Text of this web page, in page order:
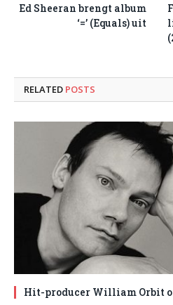
Ed Sheeran brengt album
‘=’ (Equals) uit
RELATED POSTS
Hit-producer William Orbit